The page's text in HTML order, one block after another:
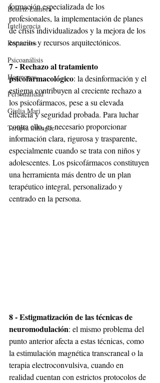
Beatriz Lamora
Inteligencia
Recuerdos
Psicoanálisis
Hormonas
Personalidad
Giulia Mari
Terapia trilingüe
formación especializada de los
profesionales, la implementación de planes
de crisis individualizados y la mejora de los
espacios y recursos arquitectónicos.
7 - Rechazo al tratamiento
psicofarmacológico: la desinformación y el
estigma contribuyen al creciente rechazo a
los psicofármacos, pese a su elevada
eficacia y seguridad probada. Para luchar
contra ello, es necesario proporcionar
información clara, rigurosa y trasparente,
especialmente cuando se trata con niños y
adolescentes. Los psicofármacos constituyen
una herramienta más dentro de un plan
terapéutico integral, personalizado y
centrado en la persona.
8 - Estigmatización de las técnicas de
neuromodulación: el mismo problema del
punto anterior afecta a estas técnicas, como
la estimulación magnética transcraneal o la
terapia electroconvulsiva, cuando en
realidad cuentan con estrictos protocolos de